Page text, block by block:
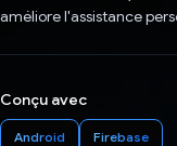
améliore l'assistance
Conçu avec
Android Firebase